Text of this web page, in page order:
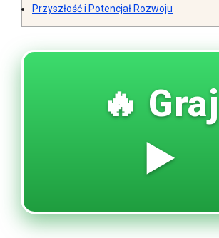
Przyszłość i Potencjał Rozwoju
🔥 Graj
▶️